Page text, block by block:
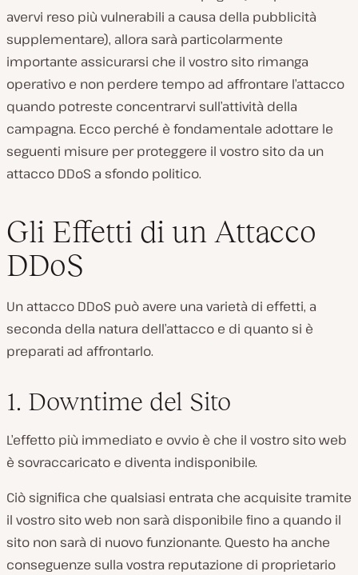
avervi reso più vulnerabili a causa della pubblicità
supplementare), allora sarà particolarmente
importante assicurarsi che il vostro sito rimanga
operativo e non perdere tempo ad affrontare l’attacco
quando potreste concentrarvi sull’attività della
campagna. Ecco perché è fondamentale adottare le
seguenti misure per proteggere il vostro sito da un
attacco DDoS a sfondo politico.
Gli Effetti di un Attacco
DDoS
Un attacco DDoS può avere una varietà di effetti, a
seconda della natura dell’attacco e di quanto si è
preparati ad affrontarlo.
1. Downtime del Sito
L’effetto più immediato e ovvio è che il vostro sito web
è sovraccaricato e diventa indisponibile.
Ciò significa che qualsiasi entrata che acquisite tramite
il vostro sito web non sarà disponibile fino a quando il
sito non sarà di nuovo funzionante. Questo ha anche
conseguenze sulla vostra reputazione di proprietario